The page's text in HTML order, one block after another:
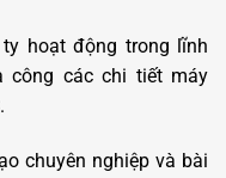
ty hoạt động trong lĩnh
công các chi tiết máy
chuyên nghiệp và bài